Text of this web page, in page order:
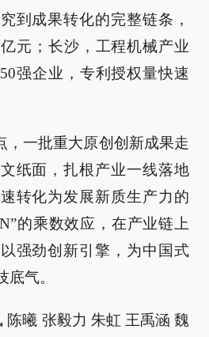
到成果转化的完整链条，
元；长沙，工程机械产业
强企业，专利授权量快速
，一批重大原创创新成果走
纸面，扎根产业一线落地
转化为发展新质生产力的
的乘数效应，在产业链上
强劲创新引擎，为中国式
气。
陈曦 张毅力 朱虹 王禹涵 魏